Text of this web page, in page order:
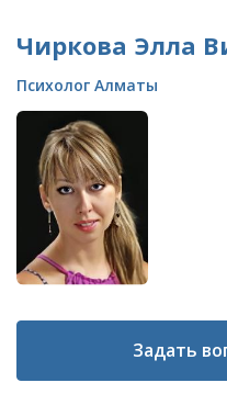
Чиркова Элла
Психолог Алматы
Задать